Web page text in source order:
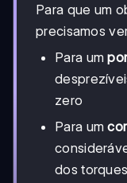
Para que um
precisamos
Para um
zero
Para um
dos